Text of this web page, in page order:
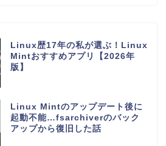
Linux歴17年の私が選ぶ！Linux
Mintおすすめアプリ【2026年
版】
Linux Mintのアップデート後に
起動不能…fsarchiverのバック
アップから復旧した話